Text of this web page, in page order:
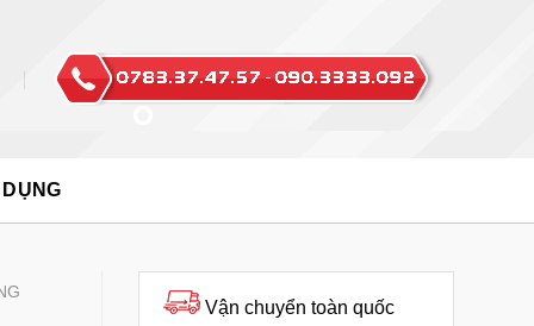
Vận chuyển toàn quốc